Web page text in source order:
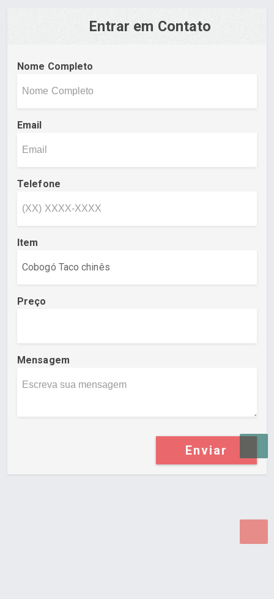
Entrar em Contato
Nome Completo
Email
Telefone
Item
Preço
Mensagem
Enviar